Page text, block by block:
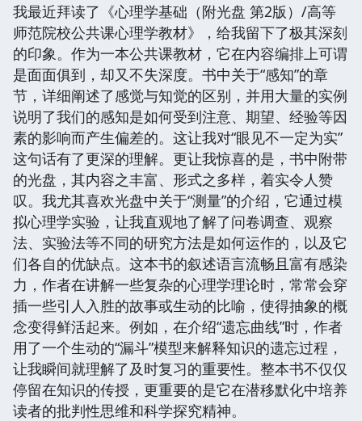
我最近拜读了《心理学基础（附光盘 第2版）/高等
师范院校公共课心理学教材》，给我留下了极其深刻
的印象。作为一本公共课教材，它在内容编排上可谓
是面面俱到，却又不失深度。书中关于“感知”的章
节，详细阐述了感觉与知觉的区别，并用大量的实例
说明了我们的感知是如何受到注意、期望、经验等因
素的影响而产生偏差的。这让我对“眼见不一定为实”
这句话有了更深的理解。更让我惊喜的是，书中附带
的光盘，其内容之丰富、形式之多样，着实令人赞
叹。我尤其喜欢光盘中关于“测量”的介绍，它通过模
拟心理学实验，让我直观地了解了问卷调查、观察
法、实验法等不同的研究方法是如何运作的，以及它
们各自的优缺点。这本书的叙述语言流畅且富有感染
力，作者在讲解一些复杂的心理学理论时，常常会穿
插一些引人入胜的故事或生动的比喻，使得抽象的概
念变得鲜活起来。例如，在介绍“遗忘曲线”时，作者
用了一个生动的“漏斗”模型来解释知识的遗忘过程，
让我瞬间就理解了及时复习的重要性。整本书不仅仅
停留在知识的传授，更重要的是它在潜移默化中培养
读者的批判性思维和科学探究精神。